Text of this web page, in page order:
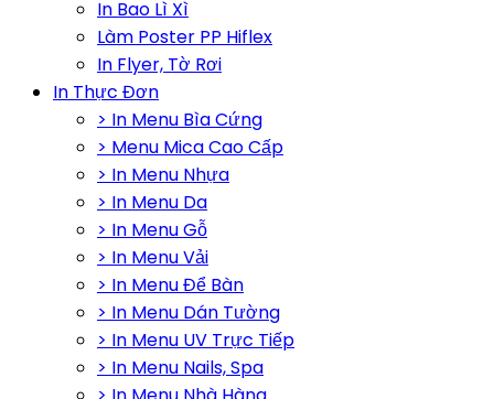
In Bao Lì Xì
Làm Poster PP Hiflex
In Flyer, Tờ Rơi
In Thực Đơn
> In Menu Bìa Cứng
> Menu Mica Cao Cấp
> In Menu Nhựa
> In Menu Da
> In Menu Gỗ
> In Menu Vải
> In Menu Để Bàn
> In Menu Dán Tường
> In Menu UV Trực Tiếp
> In Menu Nails, Spa